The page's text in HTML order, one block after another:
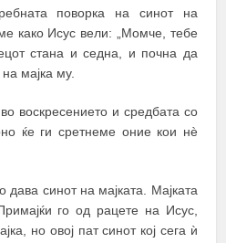
поворка на синот на
како Исус вели: „Момче, тебе
стана и седна, и почна да
мајка му.
воскресението и средбата со
ќе ги сретнеме оние кои нѐ
дава синот на мајката. Мајката
го од рацете на Исус,
но овој пат синот кој сега ѝ